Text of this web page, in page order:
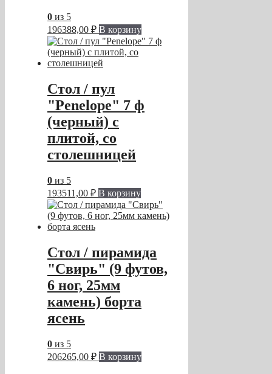
0 из 5
196388,00 ₽ В корзину
Стол / пул
"Penelope" 7 ф
(черный) с
плитой, со
столешницей
0 из 5
193511,00 ₽ В корзину
Стол / пирамида
"Свирь" (9 футов,
6 ног, 25мм
камень) борта
ясень
0 из 5
206265,00 ₽ В корзину